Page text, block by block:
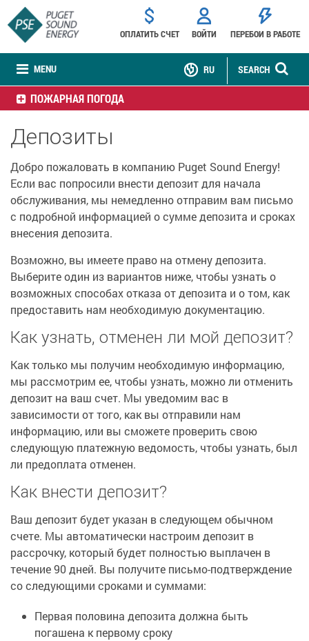
MENU
ОПЛАТИТЬ СЧЕТ ВОЙТИ ПЕРЕБОИ В РАБОТЕ
SEARCH
RU
ПОЖАРНАЯ ПОГОДА
Депозиты
Добро пожаловать в компанию Puget Sound Energy!
Если вас попросили внести депозит для начала
обслуживания, мы немедленно отправим вам письмо
с подробной информацией о сумме депозита и сроках
внесения депозита.
Возможно, вы имеете право на отмену депозита.
Выберите один из вариантов ниже, чтобы узнать о
возможных способах отказа от депозита и о том, как
предоставить нам необходимую документацию.
Как узнать, отменен ли мой депозит?
Как только мы получим необходимую информацию,
мы рассмотрим ее, чтобы узнать, можно ли отменить
депозит на ваш счет. Мы уведомим вас в
зависимости от того, как вы отправили нам
информацию, или вы сможете проверить свою
следующую платежную ведомость, чтобы узнать, был
ли предоплата отменен.
Как внести депозит?
Ваш депозит будет указан в следующем обычном
счете. Мы автоматически настроим депозит в
рассрочку, который будет полностью выплачен в
течение 90 дней. Вы получите письмо-подтверждение
со следующими сроками и суммами:
Первая половина депозита должна быть
погашена к первому сроку